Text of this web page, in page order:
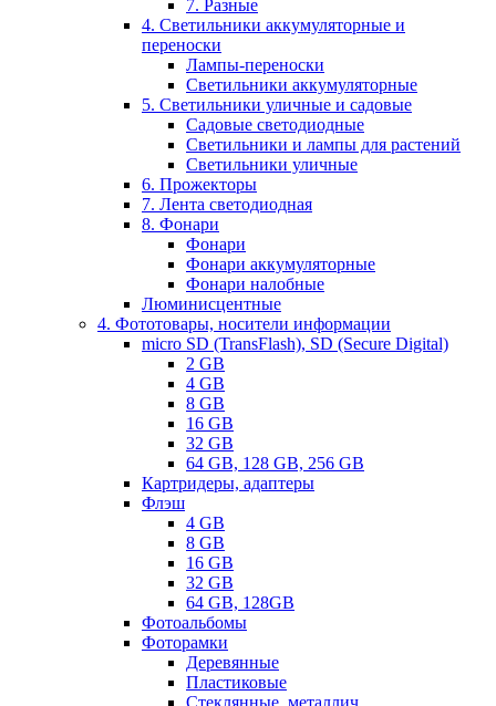
7. Разные
4. Светильники аккумуляторные и
переноски
Лампы-переноски
Светильники аккумуляторные
5. Светильники уличные и садовые
Садовые светодиодные
Светильники и лампы для растений
Светильники уличные
6. Прожекторы
7. Лента светодиодная
8. Фонари
Фонари
Фонари аккумуляторные
Фонари налобные
Люминисцентные
4. Фототовары, носители информации
micro SD (TransFlash), SD (Secure Digital)
2 GB
4 GB
8 GB
16 GB
32 GB
64 GB, 128 GB, 256 GB
Картридеры, адаптеры
Флэш
4 GB
8 GB
16 GB
32 GB
64 GB, 128GB
Фотоальбомы
Фоторамки
Деревянные
Пластиковые
Стеклянные, металлич.